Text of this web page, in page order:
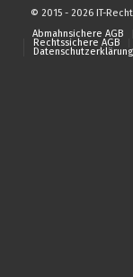
© 2015 - 2026 IT-
Abmahnsichere AGB
Rechtssichere AGB
Datenschutzerklärung